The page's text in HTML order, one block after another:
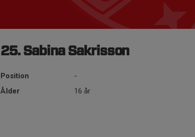
25. Sabina Sakrisson
Position
-
Ålder
16 år